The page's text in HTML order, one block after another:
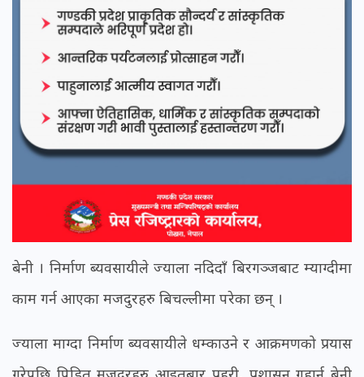
बेनी । निर्माण ब्यवसायीले ज्याला नदिदाँ बिरगञ्जबाट म्याग्दीमा
काम गर्न आएका मजदुरहरु बिचल्लीमा परेका छन् ।
ज्याला माग्दा निर्माण ब्यवसायीले धम्काउने र आक्रमणको प्रयास